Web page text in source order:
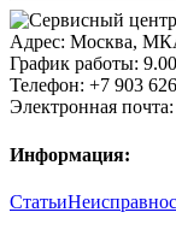
Адрес: Москва,
График работы:
Телефон: +7 903
Электронная почта:
Информация:
Статьи